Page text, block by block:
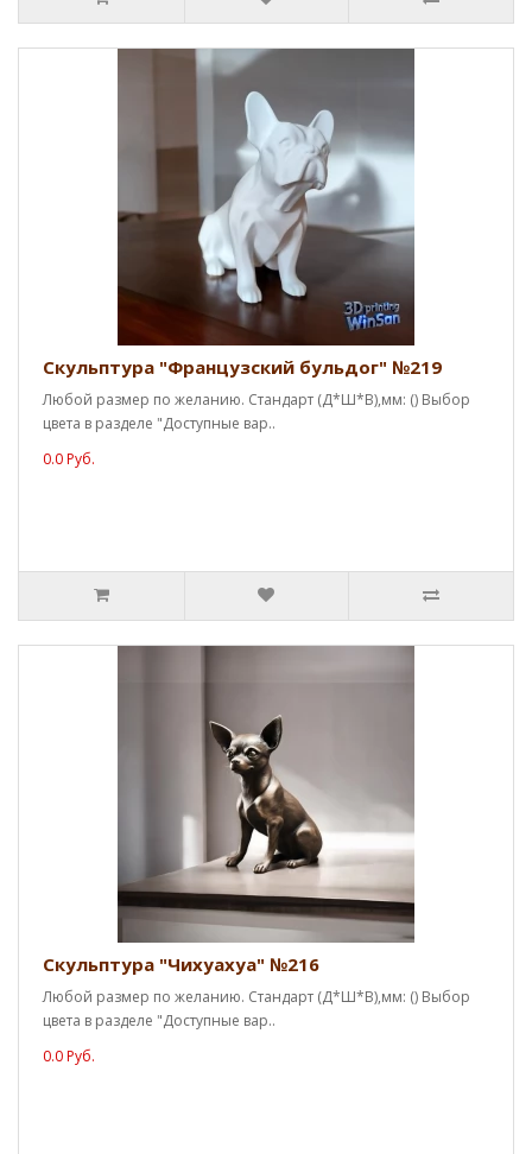
Скульптура "Французский бульдог" №219
Любой размер по желанию. Стандарт (Д*Ш*В),мм: () Выбор
цвета в разделе "Доступные вар..
0.0 Руб.
Скульптура "Чихуахуа" №216
Любой размер по желанию. Стандарт (Д*Ш*В),мм: () Выбор
цвета в разделе "Доступные вар..
0.0 Руб.